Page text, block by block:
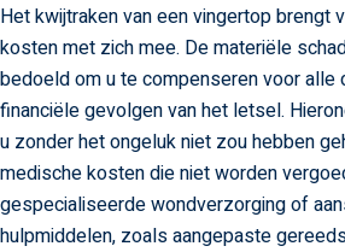
Het kwijtraken van een vingertop brengt
kosten met zich mee. De materiële
bedoeld om u te compenseren voor alle
financiële gevolgen van het letsel.
u zonder het ongeluk niet zou hebben
medische kosten die niet worden
gespecialiseerde wondverzorging of
hulpmiddelen, zoals aangepaste